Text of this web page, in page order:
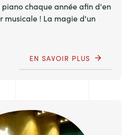
chaque année afin d'en
musicale ! La magie d'un
EN SAVOIR PLUS